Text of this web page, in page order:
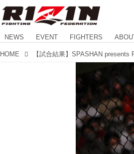
NEWS EVENT FIGHTERS
HOME